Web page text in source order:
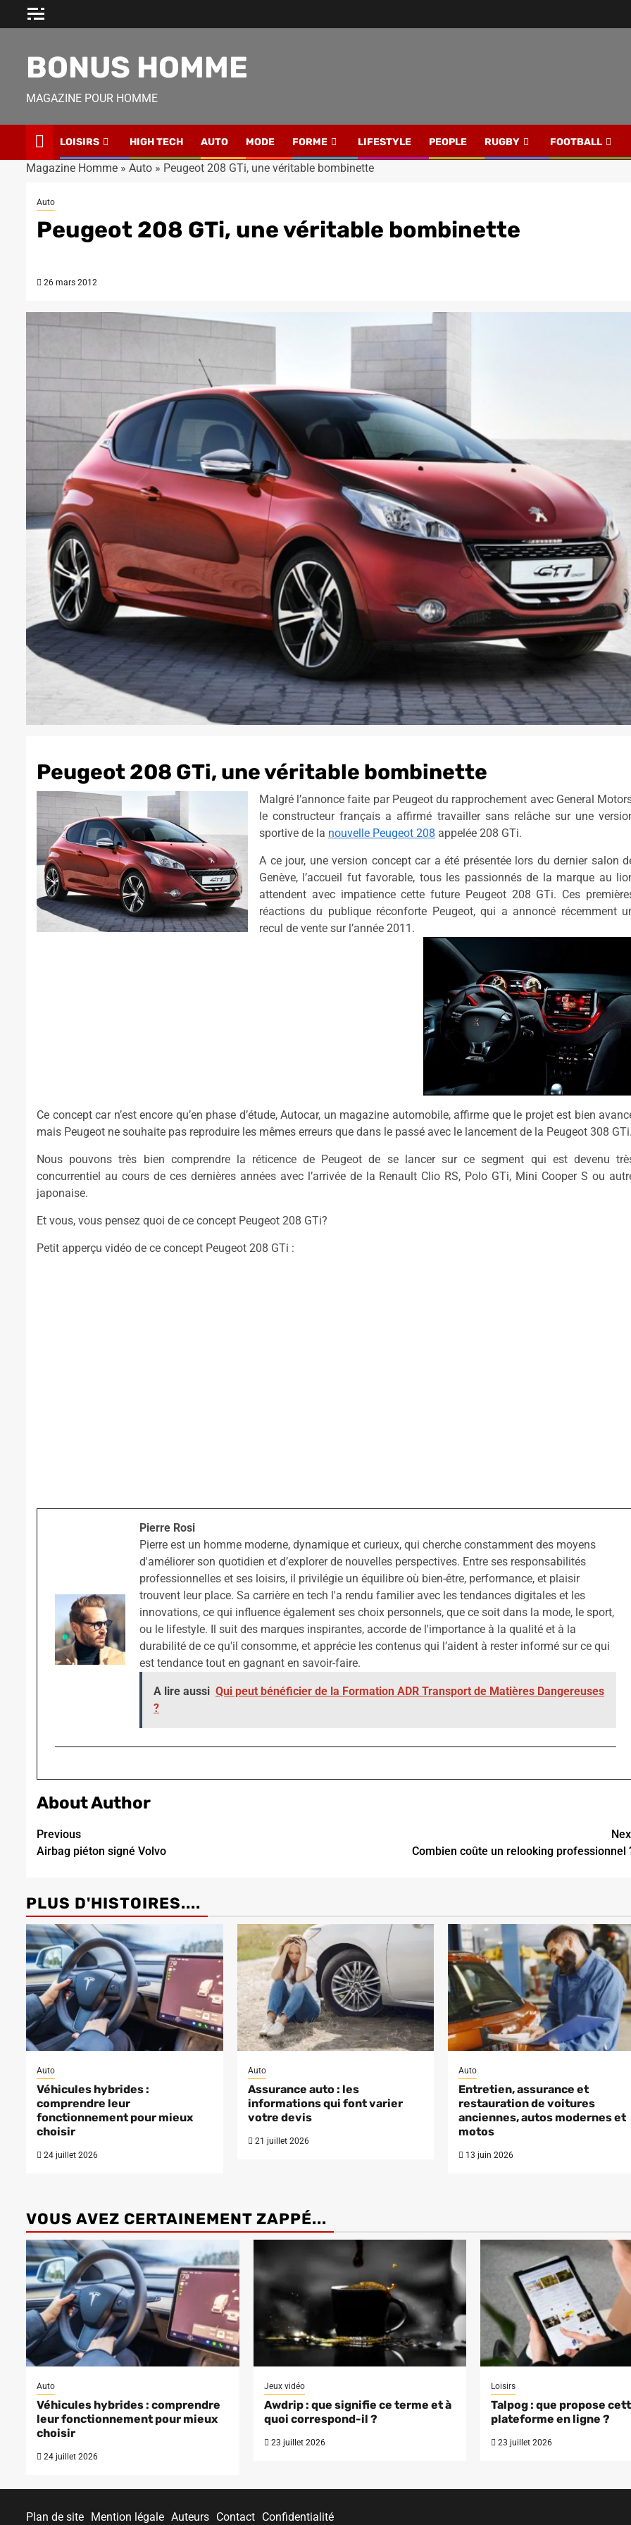
BONUS HOMME
MAGAZINE POUR HOMME
LOISIRS HIGH TECH AUTO MODE FORME LIFESTYLE PEOPLE RUGBY FOOTBALL
Magazine Homme » Auto » Peugeot 208 GTi, une véritable bombinette
Auto
Peugeot 208 GTi, une véritable bombinette
26 mars 2012
Peugeot 208 GTi, une véritable bombinette
Malgré l’annonce faite par Peugeot du rapprochement avec General
le constructeur français a affirmé travailler sans relâche sur une
sportive de la nouvelle Peugeot 208 appelée 208 GTi.
A ce jour, une version concept car a été présentée lors du dernier salon
Genève, l’accueil fut favorable, tous les passionnés de la marque au
attendent avec impatience cette future Peugeot 208 GTi. Ces
réactions du publique réconforte Peugeot, qui a annoncé récemment
recul de vente sur l’année 2011.
Ce concept car n’est encore qu’en phase d’étude, Autocar, un magazine automobile, affirme que le projet est bien
mais Peugeot ne souhaite pas reproduire les mêmes erreurs que dans le passé avec le lancement de la Peugeot 308
Nous pouvons très bien comprendre la réticence de Peugeot de se lancer sur ce segment qui est devenu
concurrentiel au cours de ces dernières années avec l’arrivée de la Renault Clio RS, Polo GTi, Mini Cooper S ou
japonaise.
Et vous, vous pensez quoi de ce concept Peugeot 208 GTi?
Petit apperçu vidéo de ce concept Peugeot 208 GTi :
Pierre Rosi
Pierre est un homme moderne, dynamique et curieux, qui cherche constamment des moyens
d'améliorer son quotidien et d’explorer de nouvelles perspectives. Entre ses responsabilités
professionnelles et ses loisirs, il privilégie un équilibre où bien-être, performance, et plaisir
trouvent leur place. Sa carrière en tech l'a rendu familier avec les tendances digitales et les
innovations, ce qui influence également ses choix personnels, que ce soit dans la mode, le sport,
ou le lifestyle. Il suit des marques inspirantes, accorde de l'importance à la qualité et à la
durabilité de ce qu'il consomme, et apprécie les contenus qui l’aident à rester informé sur ce qui
est tendance tout en gagnant en savoir-faire.
A lire aussi Qui peut bénéficier de la Formation ADR Transport de Matières Dangereuses
?
About Author
Continue
Reading
Previous
Airbag piéton signé Volvo
Combien coûte un relooking professionnel
PLUS D'HISTOIRES....
Auto
Véhicules hybrides :
comprendre leur
fonctionnement pour mieux
choisir
24 juillet 2026
Auto
Assurance auto : les
informations qui font varier
votre devis
21 juillet 2026
Auto
Entretien, assurance et
restauration de voitures
anciennes, autos modernes et
motos
13 juin 2026
VOUS AVEZ CERTAINEMENT ZAPPÉ...
Auto
Véhicules hybrides : comprendre
leur fonctionnement pour mieux
choisir
24 juillet 2026
Jeux vidéo
Awdrip : que signifie ce terme et à
quoi correspond-il ?
23 juillet 2026
Loisirs
Talpog : que propose
plateforme en ligne ?
23 juillet 2026
Plan de site Mention légale Auteurs Contact Confidentialité